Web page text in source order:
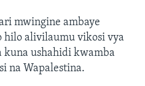
mwingine ambaye
alivilaumu vikosi vya
kuna ushahidi kwamba
na Wapalestina.